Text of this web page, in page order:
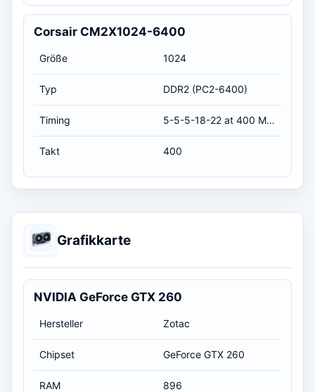
Corsair CM2X1024-6400
Größe 1024
Typ DDR2 (PC2-6400)
Timing 5-5-5-18-22 at 400 MHz, at 1.8 volts (CL-RCD-RP-RAS-RC)
Takt 400
Grafikkarte
NVIDIA GeForce GTX 260
Hersteller Zotac
Chipset GeForce GTX 260
RAM 896